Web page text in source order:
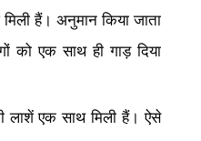
हैं। अनुमान किया जाता
को एक साथ ही गाड़ दिया
लाशें एक साथ मिली हैं। ऐसे